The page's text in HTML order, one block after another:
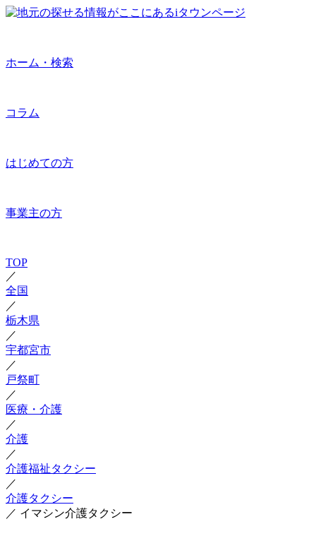
ホーム・検索
コラム
はじめての方
事業主の方
TOP
／
全国
／
栃木県
／
宇都宮市
／
戸祭町
／
医療・介護
／
介護
／
介護福祉タクシー
／
介護タクシー
／ イマシン介護タクシー